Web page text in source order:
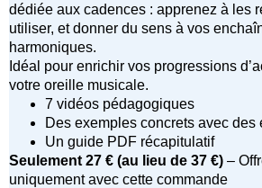
dédiée aux cadences : apprenez à les
utiliser, et donner du sens à vos
harmoniques.
Idéal pour enrichir vos progressions
votre oreille musicale.
7 vidéos pédagogiques
Des exemples concrets avec des
Un guide PDF récapitulatif
Seulement 27 € (au lieu de 37 €) –
uniquement avec cette commande